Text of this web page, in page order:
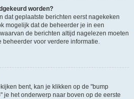
worden?
dat geplaatste berichten eerst nagekeken
mogelijk dat de beheerder je in een
de berichten altijd nagelezen moeten
beheerder voor verdere informatie.
bent, kan je klikken op de "bump
je het onderwerp naar boven op de eerste